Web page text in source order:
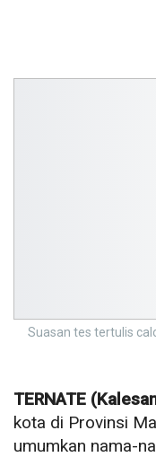
Suasan tes tertulis
TERNATE
kota di Provinsi
umumkan nama-